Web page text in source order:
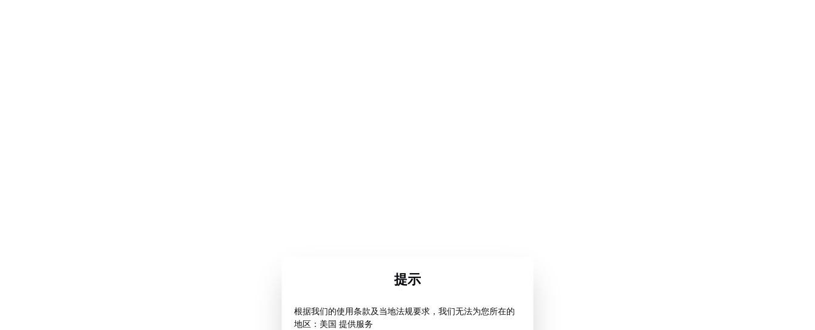
提示
根据我们的使用条款及当地法规要求，我们无法为您所在的
地区：美国 提供服务